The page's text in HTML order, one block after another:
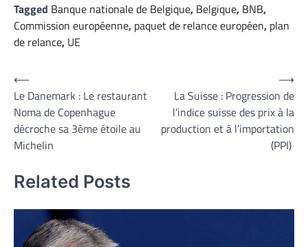
Tagged Banque nationale de Belgique, Belgique, BNB,
Commission européenne, paquet de relance européen, plan
de relance, UE
Navigation
de
l’article
⟵
Le Danemark : Le restaurant
Noma de Copenhague
décroche sa 3ème étoile au
Michelin
La Suisse : Progression de
l’indice suisse des prix à la
production et à l’importation
(PPI)
⟶
Related Posts